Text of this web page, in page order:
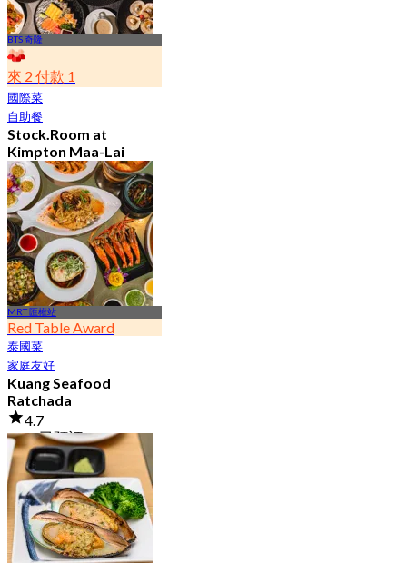
BTS 奇隆
來 2 付款 1
國際菜
自助餐
Stock.Room at
Kimpton Maa-Lai
Bangkok
4.6
25.2K 已預訂
起฿ 442.5
MRT 匯權站
Red Table Award
泰國菜
家庭友好
Kuang Seafood
Ratchada
4.7
7.8K 已預訂
起 ฿ 950